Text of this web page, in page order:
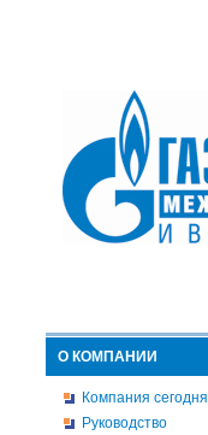
О КОМПАНИИ
Компания сегодня
Руководство